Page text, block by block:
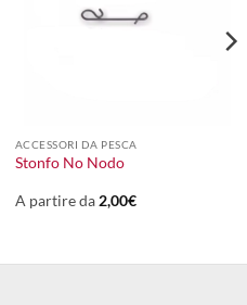
prezzo
25,00€.
ACCESSORI DA PESCA
Stonfo No Nodo
A partire da 2,00€